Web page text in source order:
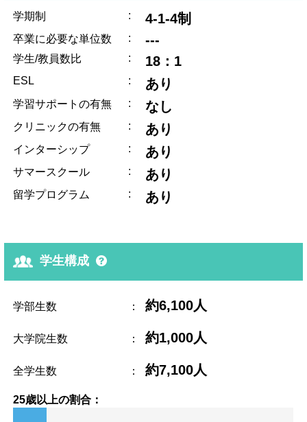
学期制 : 4-1-4制
卒業に必要な単位数 : ---
学生/教員数比 : 18：1
ESL : あり
学習サポートの有無 : なし
クリニックの有無 : あり
インターシップ : あり
サマースクール : あり
留学プログラム : あり
学生構成
学部生数 ： 約6,100人
大学院生数 ： 約1,000人
全学生数 ： 約7,100人
25歳以上の割合：